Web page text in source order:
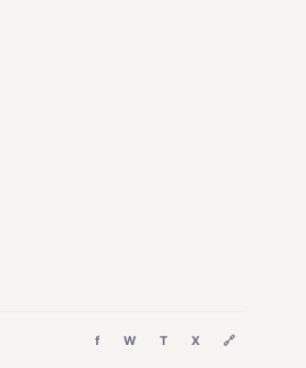
f W T X 🔗